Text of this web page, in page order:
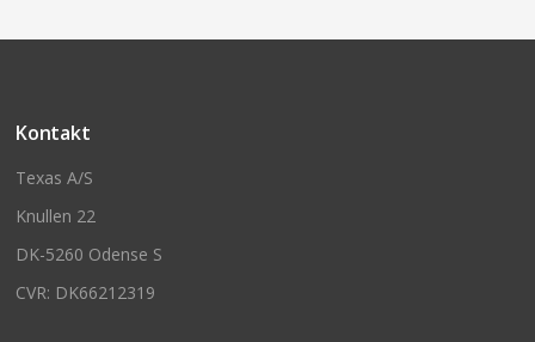
Kontakt
Texas A/S
Knullen 22
DK-5260 Odense S
CVR: DK66212319